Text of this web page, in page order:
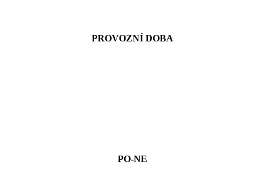
PROVOZNÍ DOBA
PO-NE